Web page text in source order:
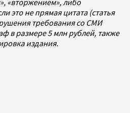
это не прямая цитата (статья
требования со СМИ
в размере 5 млн рублей, также
издания.